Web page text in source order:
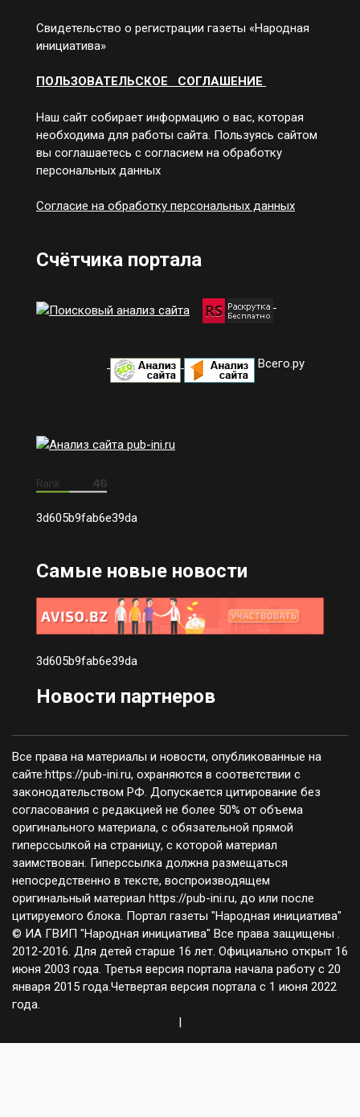
Свидетельство о регистрации газеты «Народная
инициатива»
ПОЛЬЗОВАТЕЛЬСКОЕ СОГЛАШЕНИЕ
Наш сайт собирает информацию о вас, которая
необходима для работы сайта. Пользуясь сайтом
вы соглашаетесь с согласием на обработку
персональных данных
Согласие на обработку персональных данных
Счётчика портала
Всего.ру
3d605b9fab6e39da
Самые новые новости
3d605b9fab6e39da
Новости партнеров
Все права на материалы и новости, опубликованные на
сайте:https://pub-ini.ru, охраняются в соответствии с
законодательством РФ. Допускается цитирование без
согласования с редакцией не более 50% от объема
оригинального материала, с обязательной прямой
гиперссылкой на страницу, с которой материал
заимствован. Гиперссылка должна размещаться
непосредственно в тексте, воспроизводящем
оригинальный материал https://pub-ini.ru, до или после
цитируемого блока. Портал газеты "Народная инициатива"
© ИА ГВИП "Народная инициатива" Все права защищены .
2012-2016. Для детей старше 16 лет. Официально открыт 16
июня 2003 года. Третья версия портала начала работу с 20
января 2015 года.Четвертая версия портала с 1 июня 2022
года.